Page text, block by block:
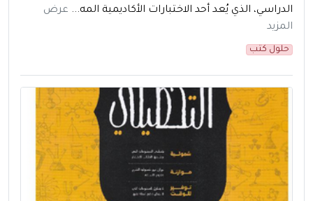
الدراسي، الذي يُعد أحد الاختبارات الأكاديمية المه... عرض
المزيد
حلول كتب